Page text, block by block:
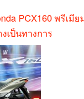
PCX160 พรีเมี
เป็นทางการ